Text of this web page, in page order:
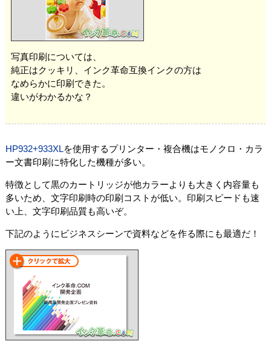
写真印刷については、
純正はクッキリ、インク革命互換インクの方は
なめらかに印刷できた。
違いがわかるかな？
HP932+933XLを使用するプリンター・複合機はモノクロ・カラ
ー文書印刷に特化した機種が多い。
特徴として黒のカートリッジが他カラーよりも大きく内容量も
多いため、文字印刷時の印刷コストが低い。印刷スピードも速
い上、文字印刷品質も高いぞ。
下記のようにビジネスシーンで資料などを作る際にも最適だ！